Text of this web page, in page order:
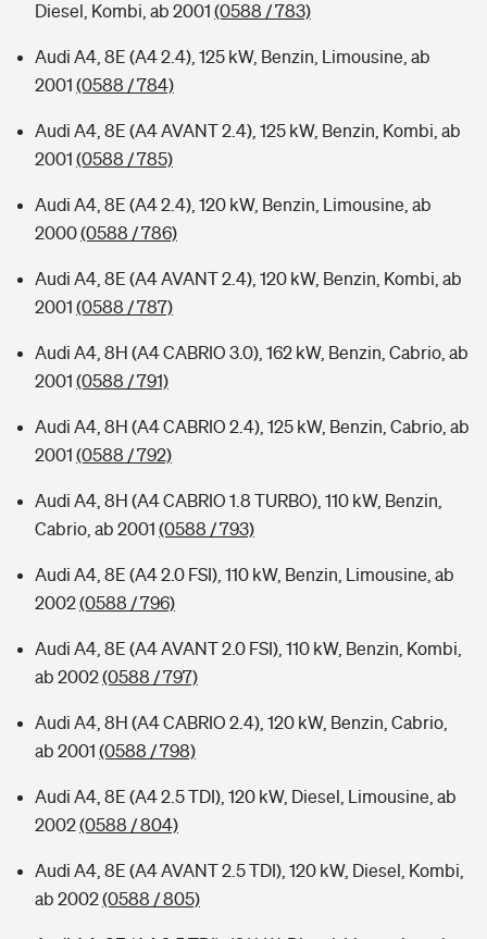
Diesel, Kombi, ab 2001 (0588 / 783)
Audi A4, 8E (A4 2.4), 125 kW, Benzin, Limousine, ab
2001 (0588 / 784)
Audi A4, 8E (A4 AVANT 2.4), 125 kW, Benzin, Kombi, ab
2001 (0588 / 785)
Audi A4, 8E (A4 2.4), 120 kW, Benzin, Limousine, ab
2000(0588 / 786)
Audi A4, 8E (A4 AVANT 2.4), 120 kW, Benzin, Kombi, ab
2001 (0588 / 787)
Audi A4, 8H (A4 CABRIO 3.0), 162 kW, Benzin, Cabrio, ab
2001 (0588 / 791)
Audi A4, 8H (A4 CABRIO 2.4), 125 kW, Benzin, Cabrio, ab
2001 (0588 / 792)
Audi A4, 8H (A4 CABRIO 1.8 TURBO), 110 kW, Benzin,
Cabrio, ab 2001 (0588 / 793)
Audi A4, 8E (A4 2.0 FSI), 110 kW, Benzin, Limousine, ab
2002(0588 / 796)
Audi A4, 8E (A4 AVANT 2.0 FSI), 110 kW, Benzin, Kombi,
ab 2002(0588 / 797)
Audi A4, 8H (A4 CABRIO 2.4), 120 kW, Benzin, Cabrio,
ab 2001 (0588 / 798)
Audi A4, 8E (A4 2.5 TDI), 120 kW, Diesel, Limousine, ab
2002(0588 / 804)
Audi A4, 8E (A4 AVANT 2.5 TDI), 120 kW, Diesel, Kombi,
ab 2002(0588 / 805)